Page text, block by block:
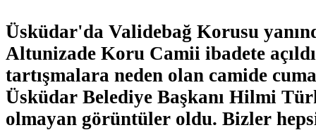
Üsküdar'da Validebağ Korusu
Altunizade Koru Camii ibadete açıldı.
tartışmalara neden olan camide
Üsküdar Belediye Başkanı Hilmi
olmayan görüntüler oldu. Bizler